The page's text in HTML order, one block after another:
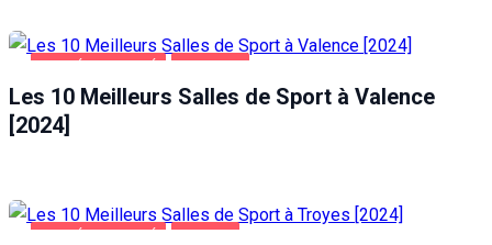
Les 10 Meilleurs Salles de Sport à Valence
[2024]